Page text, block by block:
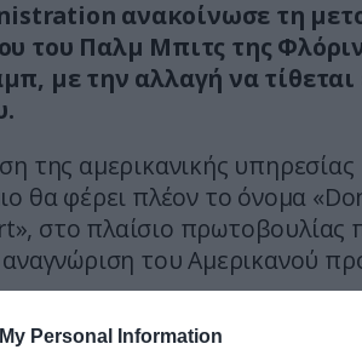
Personal Information
ανακοίνωσε τη
του Παλμ Μπιτς της
με την αλλαγή να
της αμερικανικής υπηρεσίας
θα φέρει πλέον το όνομα
στο πλαίσιο πρωτοβουλίας
του Αμερικανού
των ΗΠΑ, Sean